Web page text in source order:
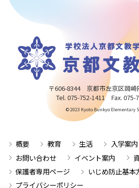
〒606-8344 京都市左京区岡崎
Tel. 075-752-1411 Fax. 075-
© 2023 Kyoto Bunkyo Elementary
概要 教育 生活 入学案内
お問い合わせ
イベント案内
保護者専用ページ
いじめ防止基本
プライバシーポリシー